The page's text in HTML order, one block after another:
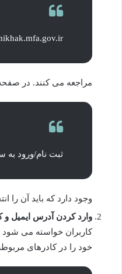
مراجعه می کنند. در
ثبت نام/ورود به
وجود دارد که باید آن را
وارد کردن آدرس ایمیل و
کاربران خواسته می شود
خود را در کادرهای